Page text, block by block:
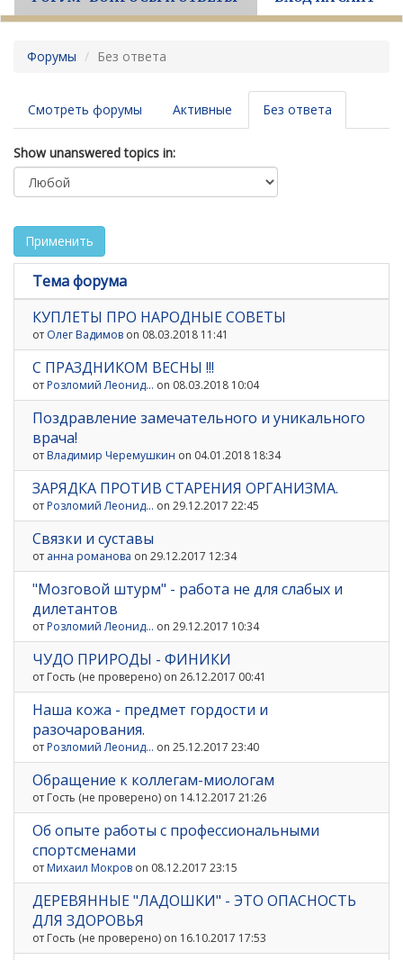
Форумы Без ответа
Главные
вкладки
Смотреть форумы Активные Без ответа
вкладка)
Show unanswered topics in:
Применить
Тема форума
КУПЛЕТЫ ПРО НАРОДНЫЕ СОВЕТЫ
от Олег Вадимов on 08.03.2018 11:41
С ПРАЗДНИКОМ ВЕСНЫ !!!
от Розломий Леонид... on 08.03.2018 10:04
Поздравление замечательного и уникального
врача!
от Владимир Черемушкин on 04.01.2018 18:34
ЗАРЯДКА ПРОТИВ СТАРЕНИЯ ОРГАНИЗМА.
от Розломий Леонид... on 29.12.2017 22:45
Связки и суставы
от анна романова on 29.12.2017 12:34
"Мозговой штурм" - работа не для слабых и
дилетантов
от Розломий Леонид... on 29.12.2017 10:34
ЧУДО ПРИРОДЫ - ФИНИКИ
от Гость (не проверено) on 26.12.2017 00:41
Наша кожа - предмет гордости и
разочарования.
от Розломий Леонид... on 25.12.2017 23:40
Обращение к коллегам-миологам
от Гость (не проверено) on 14.12.2017 21:26
Об опыте работы с профессиональными
спортсменами
от Михаил Мокров on 08.12.2017 23:15
ДЕРЕВЯННЫЕ "ЛАДОШКИ" - ЭТО ОПАСНОСТЬ
ДЛЯ ЗДОРОВЬЯ
от Гость (не проверено) on 16.10.2017 17:53